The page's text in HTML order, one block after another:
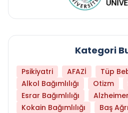
Kategori
Psikiyatri AFAZİ
Tüp
Alkol Bağımlılığı
Otizm
Esrar Bağımlılığı
Alzheimer
Kokain Bağımlılığı
Baş